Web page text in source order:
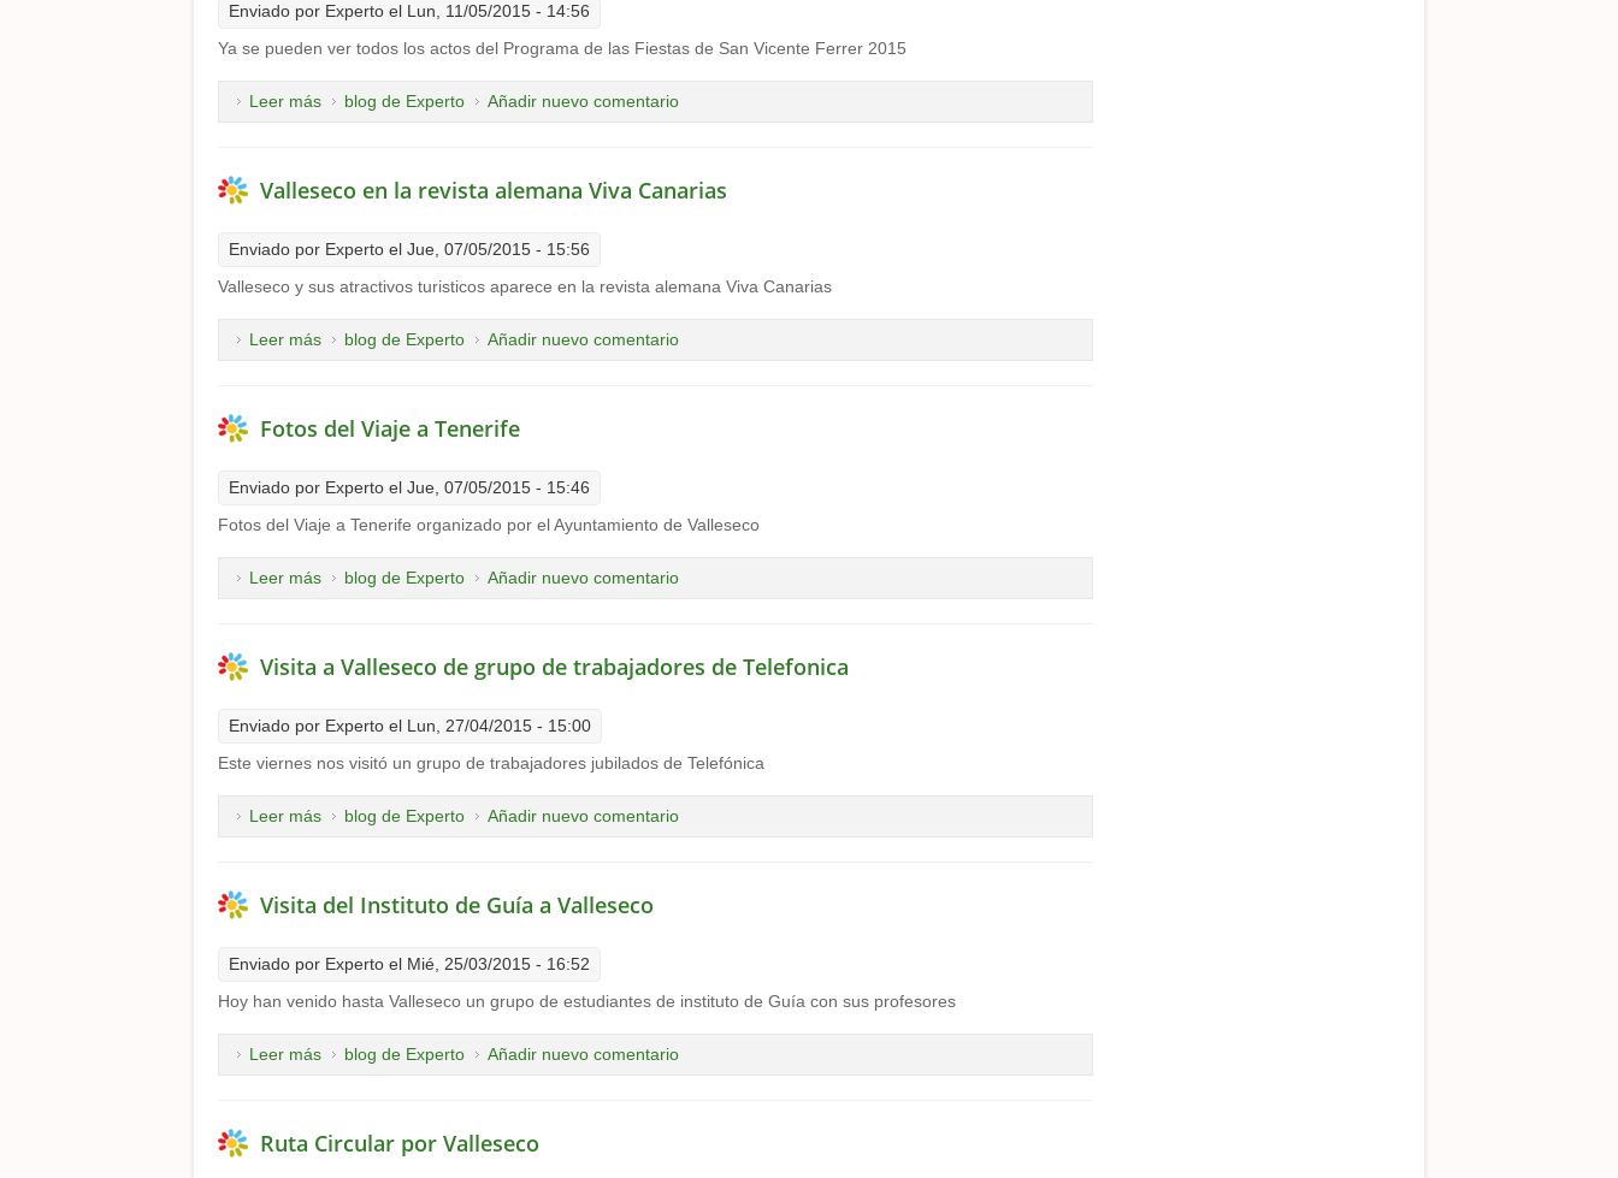
Enviado por Experto el Lun, 11/05/2015 - 14:56
Ya se pueden ver todos los actos del Programa de las Fiestas de San Vicente Ferrer 2015
Leer más sobre Programa de las Fiestas de San Vicente Ferrer
blog de Experto Añadir nuevo comentario
Valleseco en la revista alemana Viva Canarias
Enviado por Experto el Jue, 07/05/2015 - 15:56
Valleseco y sus atractivos turisticos aparece en la revista alemana Viva Canarias
Leer más sobre Valleseco en la revista alemana Viva Canarias
blog de Experto Añadir nuevo comentario
Fotos del Viaje a Tenerife
Enviado por Experto el Jue, 07/05/2015 - 15:46
Fotos del Viaje a Tenerife organizado por el Ayuntamiento de Valleseco
Leer más sobre Fotos del Viaje a Tenerife
blog de Experto Añadir nuevo comentario
Visita a Valleseco de grupo de trabajadores de Telefonica
Enviado por Experto el Lun, 27/04/2015 - 15:00
Este viernes nos visitó un grupo de trabajadores jubilados de Telefónica
Leer más sobre Visita a Valleseco de grupo de trabajadores de Telefonica
blog de Experto Añadir nuevo comentario
Visita del Instituto de Guía a Valleseco
Enviado por Experto el Mié, 25/03/2015 - 16:52
Hoy han venido hasta Valleseco un grupo de estudiantes de instituto de Guía con sus profesores
Leer más sobre Visita del Instituto de Guía a Valleseco
blog de Experto Añadir nuevo comentario
Ruta Circular por Valleseco